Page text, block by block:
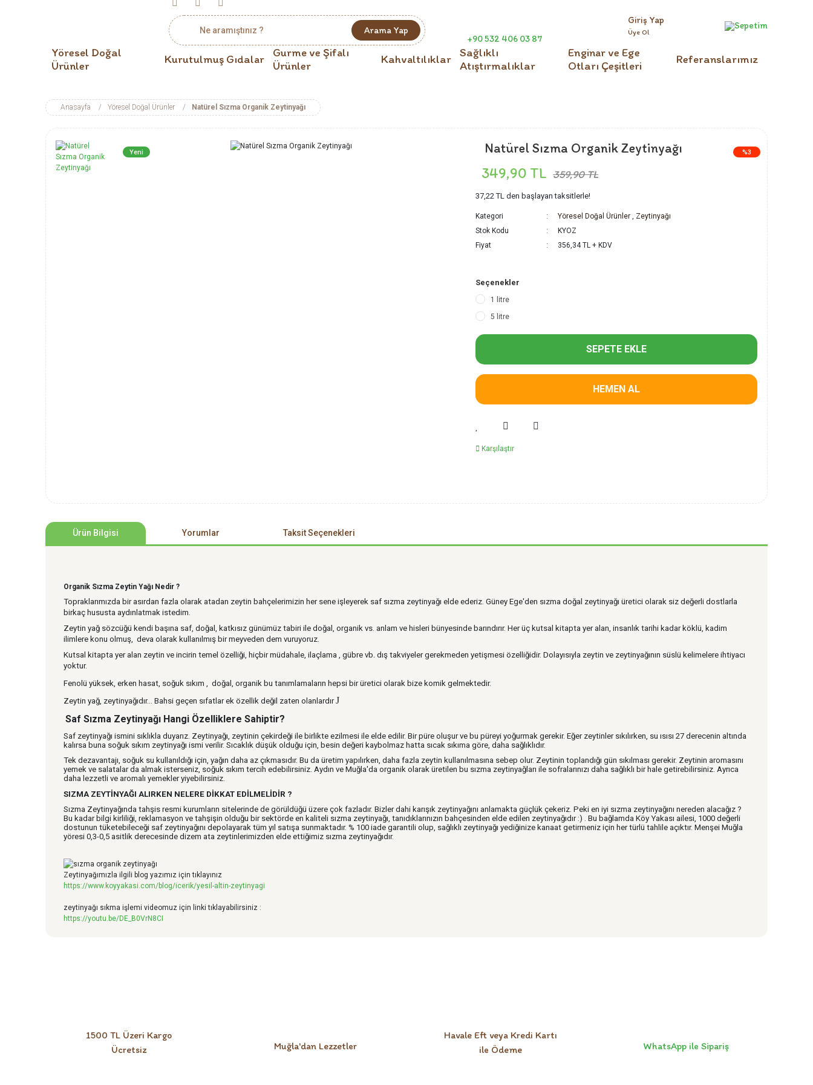
Arama Yap
+90 532 406 03 87
Giriş Yap
Üye Ol
Sepetim
Yöresel Doğal
Ürünler
Kurutulmuş Gıdalar
Gurme ve Şifalı
Ürünler
Kahvaltılıklar
Sağlıklı
Atıştırmalıklar
Enginar ve Ege
Otları Çeşitleri
Referanslarımız
Anasayfa Yöresel Doğal Ürünler Natürel Sızma Organik Zeytinyağı
Yeni Natürel Sızma Organik Zeytinyağı %3
349,90 TL 359,90 TL
37,22 TL den başlayan taksitlerle!
Kategori Yöresel Doğal Ürünler , Zeytinyağı
Stok Kodu
KYOZ
Fiyat
356,34 TL + KDV
Seçenekler
1 litre
5 litre
SEPETE EKLE
HEMEN AL
Karşılaştır
Ürün Bilgisi Yorumlar Taksit Seçenekleri
Organik Sızma Zeytin Yağı Nedir ?
Topraklarımızda bir asırdan fazla olarak atadan zeytin bahçelerimizin her sene işleyerek saf sızma zeytinyağı elde ederiz. Güney Ege'den sızma doğal zeytinyağı üretici olarak siz değerli dostlarla
birkaç hususta aydınlatmak istedim.
Zeytin yağ sözcüğü kendi başına saf, doğal, katkısız günümüz tabiri ile doğal, organik vs. anlam ve hisleri bünyesinde barındırır. Her üç kutsal kitapta yer alan, insanlık tarihi kadar köklü, kadim
ilimlere konu olmuş, deva olarak kullanılmış bir meyveden dem vuruyoruz.
Kutsal kitapta yer alan zeytin ve incirin temel özelliği, hiçbir müdahale, ilaçlama , gübre vb. dış takviyeler gerekmeden yetişmesi özelliğidir. Dolayısıyla zeytin ve zeytinyağının süslü kelimelere ihtiyacı
yoktur.
Fenolü yüksek, erken hasat, soğuk sıkım , doğal, organik bu tanımlamaların hepsi bir üretici olarak bize komik gelmektedir.
Zeytin yağ, zeytinyağıdır… Bahsi geçen sıfatlar ek özellik değil zaten olanlardırJ
Saf Sızma Zeytinyağı Hangi Özelliklere Sahiptir?
Saf zeytinyağı ismini sıklıkla duyarız. Zeytinyağı, zeytinin çekirdeği ile birlikte ezilmesi ile elde edilir. Bir püre oluşur ve bu püreyi yoğurmak gerekir. Eğer zeytinler sıkılırken, su ısısı 27 derecenin altında
kalırsa buna soğuk sıkım zeytinyağı ismi verilir. Sıcaklık düşük olduğu için, besin değeri kaybolmaz hatta sıcak sıkıma göre, daha sağlıklıdır.
Tek dezavantajı, soğuk su kullanıldığı için, yağın daha az çıkmasıdır. Bu da üretim yapılırken, daha fazla zeytin kullanılmasına sebep olur. Zeytinin toplandığı gün sıkılması gerekir. Zeytinin aromasını
yemek ve salatalar da almak isterseniz, soğuk sıkım tercih edebilirsiniz. Aydın ve Muğla'da organik olarak üretilen bu sızma zeytinyağları ile sofralarınızı daha sağlıklı bir hale getirebilirsiniz. Ayrıca
daha lezzetli ve aromalı yemekler yiyebilirsiniz.
SIZMA ZEYTİNYAĞI ALIRKEN NELERE DİKKAT EDİLMELİDİR ?
Sızma Zeytinyağında tahşis resmi kurumların sitelerinde de görüldüğü üzere çok fazladır. Bizler dahi karışık zeytinyağını anlamakta güçlük çekeriz. Peki en iyi sızma zeytinyağını nereden alacağız ?
Bu kadar bilgi kirliliği, reklamasyon ve tahşişin olduğu bir sektörde en kaliteli sızma zeytinyağı, tanıdıklarınızın bahçesinden elde edilen zeytinyağıdır :) . Bu bağlamda Köy Yakası ailesi, 1000 değerli
dostunun tüketebileceği saf zeytinyağını depolayarak tüm yıl satışa sunmaktadır. % 100 iade garantili olup, sağlıklı zeytinyağı yediğinize kanaat getirmeniz için her türlü tahlile açıktır. Menşei Muğla
yöresi 0,3-0,5 asitlik derecesinde dizem ata zeytinlerimizden elde ettiğimiz sızma zeytinyağıdır.
Zeytinyağımızla ilgili blog yazımız için tıklayınız
https://www.koyyakasi.com/blog/icerik/yesil-altin-zeytinyagi
zeytinyağı sıkma işlemi videomuz için linki tıklayabilirsiniz :
https://youtu.be/DE_B0VrN8CI
1500 TL Üzeri Kargo
Ücretsiz
Muğla'dan Lezzetler
Havale Eft veya Kredi Kartı
ile Ödeme
WhatsApp ile Sipariş